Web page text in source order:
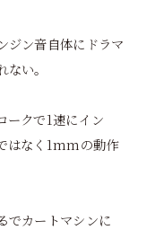
ジン音自体にドラマ
い。
ークで1速にイン
はなく1mmの動作
でカートマシンに